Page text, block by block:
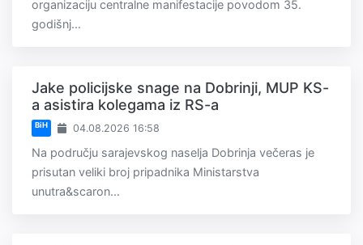
organizaciju centralne manifestacije povodom 35.
godišnj...
Jake policijske snage na Dobrinji, MUP KS-
a asistira kolegama iz RS-a
BiH 04.08.2026 16:58
Na području sarajevskog naselja Dobrinja večeras je
prisutan veliki broj pripadnika Ministarstva
unutra&scaron...